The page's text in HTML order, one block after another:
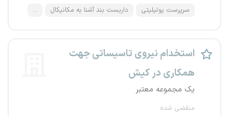
سرپرست یوتیلیتی داربست بند آشنا به مکانیکال ...
استخدام نیروی تاسیساتی جهت
همکاری در کیش
یک مجموعه معتبر
منقضی شده